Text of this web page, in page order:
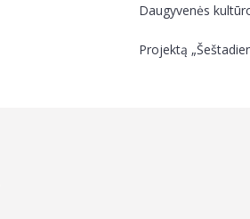
Daugyvenės
Projektą